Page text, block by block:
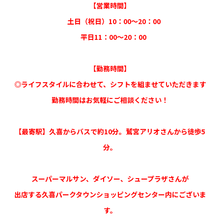
【営業時間】
土日（祝日）10：00〜20：00
平日11：00〜20：00
【勤務時間】
◎ライフスタイルに合わせて、シフトを組ませていただきます
勤務時間はお気軽にご相談ください！
【最寄駅】久喜からバスで約10分。鷲宮アリオさんから徒歩5
分。
スーパーマルサン、ダイソー、シュープラザさんが
出店する久喜パークタウンショッピングセンター内にございま
す。